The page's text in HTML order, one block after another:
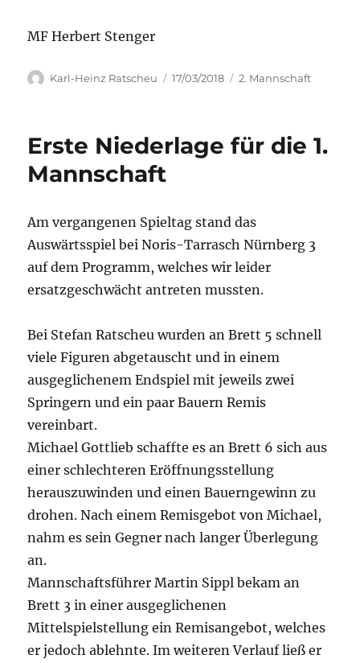
MF Herbert Stenger
Autor
Karl-Heinz Ratscheu
Veröffentlicht
17/03/2018 Kategorien
2. Mannschaft
Erste Niederlage für die 1.
Mannschaft
Am vergangenen Spieltag stand das
Auswärtsspiel bei Noris-Tarrasch Nürnberg 3
auf dem Programm, welches wir leider
ersatzgeschwächt antreten mussten.
Bei Stefan Ratscheu wurden an Brett 5 schnell
viele Figuren abgetauscht und in einem
ausgeglichenem Endspiel mit jeweils zwei
Springern und ein paar Bauern Remis
vereinbart.
Michael Gottlieb schaffte es an Brett 6 sich aus
einer schlechteren Eröffnungsstellung
herauszuwinden und einen Bauerngewinn zu
drohen. Nach einem Remisgebot von Michael,
nahm es sein Gegner nach langer Überlegung
an.
Mannschaftsführer Martin Sippl bekam an
Brett 3 in einer ausgeglichenen
Mittelspielstellung ein Remisangebot, welches
er jedoch ablehnte. Im weiteren Verlauf ließ er